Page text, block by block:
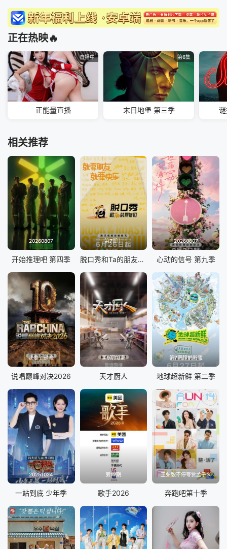
正在热映🔥
直播中
正能量直播
第6集
末日地堡 第三季
相关推荐
20260807
开始推理吧 第四季
第7期上
脱口秀和Ta的朋友们 第三季
20260807
心动的信号 第九季
我要上巅峰
说唱巅峰对决2026
第9期加更
天才厨人
第7期超前彩蛋
地球超新鲜 第二季
20251024
一站到底 少年季
第12期
歌手2026
王弘毅不停夸赞孟子义
奔跑吧第十季